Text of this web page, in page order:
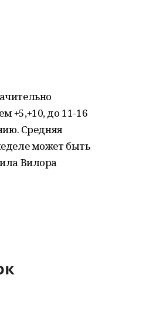
+5,+10, до 11-16
Средняя
может быть
Вилора